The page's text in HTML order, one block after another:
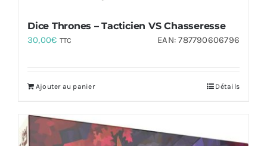
Dice Thrones – Tacticien VS Chasseresse
30,00€ TTC EAN:787790606796
Ajouter au panier Détails